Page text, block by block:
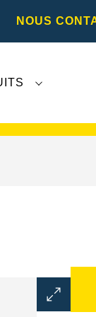
NOUS
Ouvrir
la